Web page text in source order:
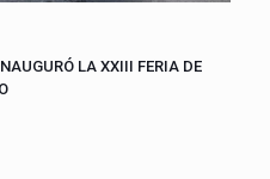
LA XXIII FERIA DE